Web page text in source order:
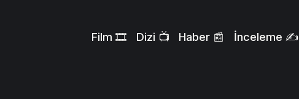
Film 🎞️ Dizi 📺 Haber 📰 İnceleme ✍️